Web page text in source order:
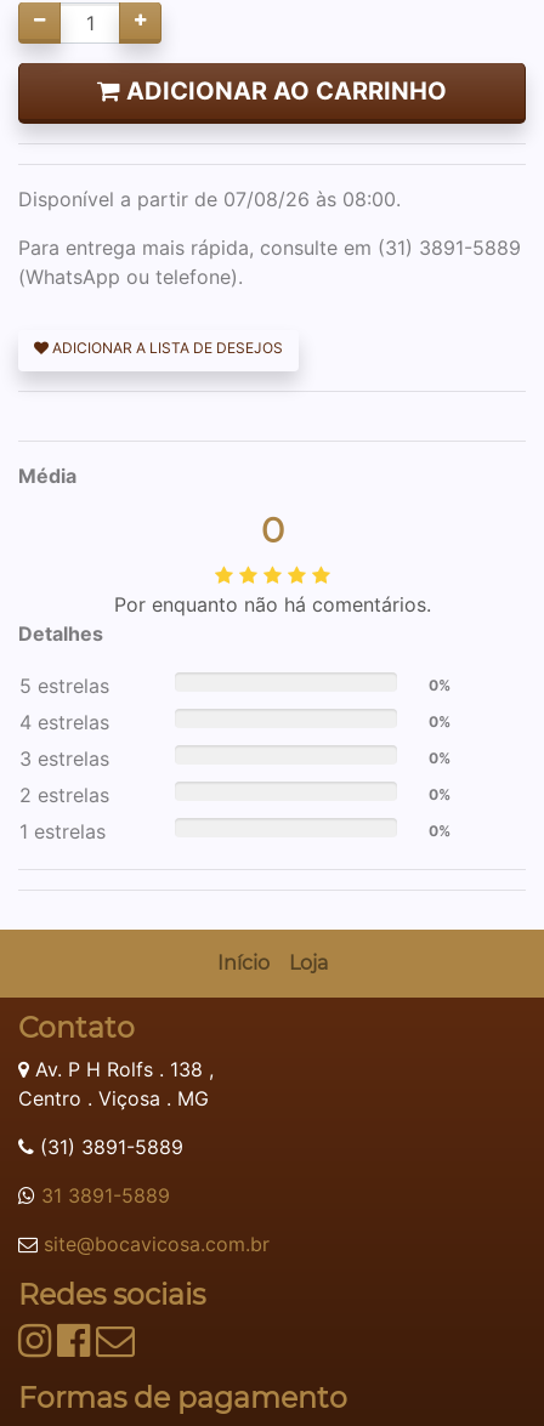
ADICIONAR AO CARRINHO
Disponível a partir de 07/08/26 às 08:00.
Para entrega mais rápida, consulte em (31) 3891-5889
(WhatsApp ou telefone).
ADICIONAR A LISTA DE DESEJOS
Média
0
Por enquanto não há comentários.
Detalhes
5 estrelas 0%
4 estrelas 0%
3 estrelas 0%
2 estrelas 0%
1 estrelas 0%
Início Loja
Contato
Av. P H Rolfs . 138 ,
Centro . Viçosa . MG
(31) 3891-5889
31 3891-5889
site@bocavicosa.com.br
Redes sociais
Formas de pagamento